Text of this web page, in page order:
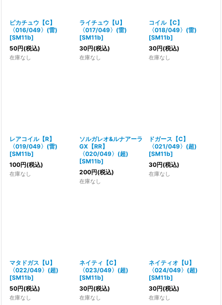
ピカチュウ【C】
〈016/049〉(雷)
[SM11b]
50円(税込)
在庫なし
ライチュウ【U】
〈017/049〉(雷)
[SM11b]
30円(税込)
在庫なし
コイル【C】
〈018/049〉(雷)
[SM11b]
30円(税込)
在庫なし
レアコイル【R】
〈019/049〉(雷)
[SM11b]
100円(税込)
在庫なし
ソルガレオ&ルナアーラ
GX【RR】
〈020/049〉(超)
[SM11b]
200円(税込)
在庫なし
ドガース【C】
〈021/049〉(超)
[SM11b]
30円(税込)
在庫なし
マタドガス【U】
〈022/049〉(超)
[SM11b]
50円(税込)
在庫なし
ネイティ【C】
〈023/049〉(超)
[SM11b]
30円(税込)
在庫なし
ネイティオ【U】
〈024/049〉(超)
[SM11b]
30円(税込)
在庫なし